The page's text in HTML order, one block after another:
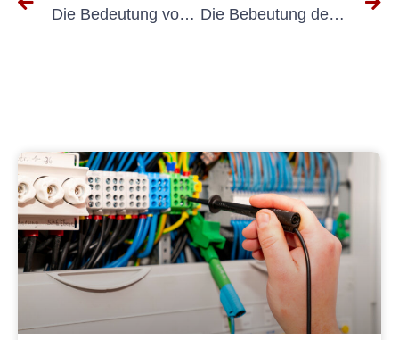
Die Bedeutung von DGUV Elektroprüfung für die Sicherheit am Arbeitsplatz Die Bebeutung der Holzung Elektrier Geräte für die Sicherheit im Haushalt